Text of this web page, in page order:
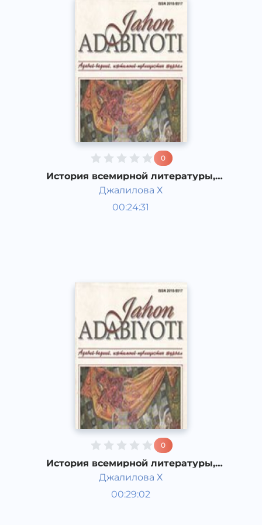
0
История всемирной литературы,
Английская просветительская
литература 18 века в Англии.
Джалилова Х
00:24:31
Мировая литература
0
История всемирной литературы,
Просвещенческая литература
Западной Европы 18 века.
Джалилова Х
00:29:02
Мировая литература